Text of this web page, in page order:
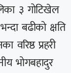
३ गोटिखेल
बढीको क्षति
वरिष्ठ प्रहरी
भोगबहादुर